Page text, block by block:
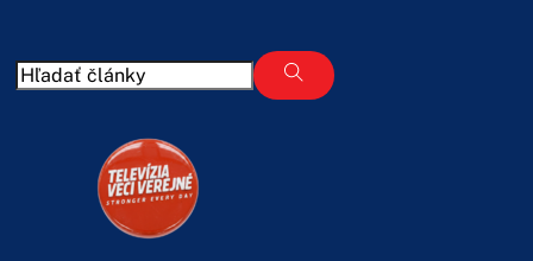
content